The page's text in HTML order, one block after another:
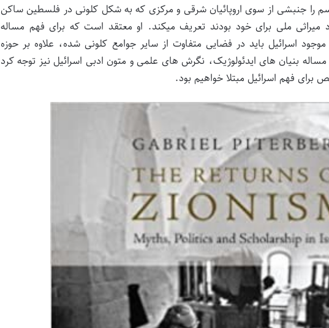
را جنبشی از سوی اروپائیان شرقی و مرکزی که به شکل کلونی در فلسطین ساکن
میراثی ملی برای خود بودند تعریف میکند. او معتقد است که برای فهم مساله
اسرائیل باید در فضایی متفاوت از سایر جوامع کلونی شده، علاوه بر حوزه
بنیان های ایدئولوژیک، نگرش های علمی و متون ادبی اسرائیل نیز توجه کرد
فهم اسرائیل مبتلا خواهیم بود.